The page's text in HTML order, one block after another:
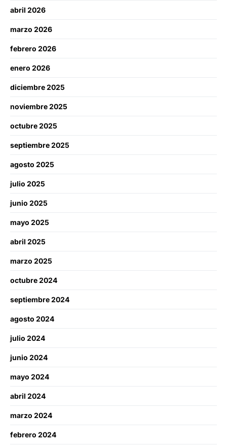
abril 2026
marzo 2026
febrero 2026
enero 2026
diciembre 2025
noviembre 2025
octubre 2025
septiembre 2025
agosto 2025
julio 2025
junio 2025
mayo 2025
abril 2025
marzo 2025
octubre 2024
septiembre 2024
agosto 2024
julio 2024
junio 2024
mayo 2024
abril 2024
marzo 2024
febrero 2024